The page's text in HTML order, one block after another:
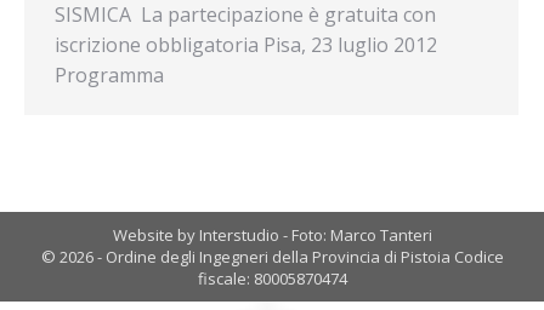
SISMICA  La partecipazione è gratuita con
iscrizione obbligatoria Pisa, 23 luglio 2012
Programma
Website by Interstudio - Foto: Marco Tanteri
© 2026 - Ordine degli Ingegneri della Provincia di Pistoia Codice
fiscale: 80005870474